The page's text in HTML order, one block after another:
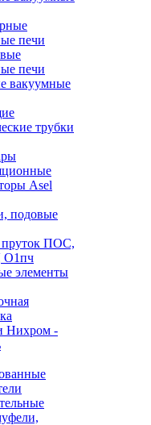
печи
печи
вакуумные
трубки
Asel
подовые
ПОС,
элементы
Нихром -